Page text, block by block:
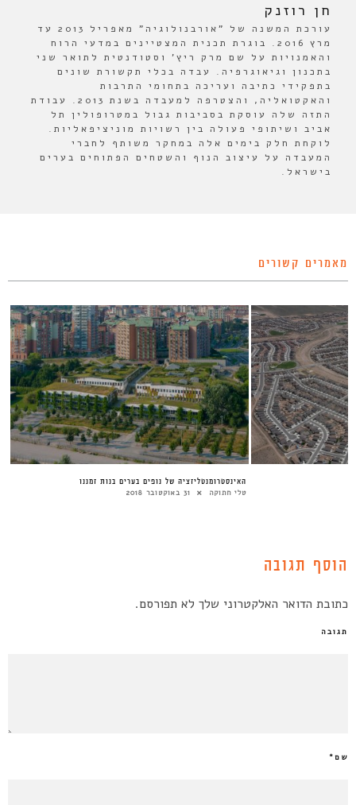
חן רוזנק
עורכת המשנה של "אורבנולוגיה" מאפריל 2013 עד
מרץ 2016. בוגרת תכנית המצטיינים במדעי הרוח
והאמנויות על שם מרק ריץ' וסטודנטית לתואר שני
בתכנון וגיאוגרפיה. עבדה בכלי תקשורת שונים
בתפקידי כתיבה ועריכה בתחומי התרבות
והאקטואליה, והצטרפה למעבדה בשנת 2013. עבודת
התזה שלה עוסקת בסביבות גבול במטרופולין תל
אביב ושיתופי פעולה בין רשויות מוניציפאליות.
לוקחת חלק בימים אלה במחקר משותף לחברי
המעבדה על עיצוב הנוף והשטחים הפתוחים בערים
בישראל.
מאמרים קשורים
האינסטרומנטליזציה של נופים בערים בנות זמננו
טלי חתוקה 31 באוקטובר 2018
הוסף תגובה
כתובת הדואר האלקטרוני שלך לא תפורסם.
תגובה
שם*